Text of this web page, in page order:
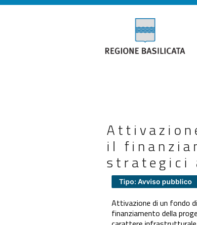
il
strategici
Tipo: Avviso pubblico
Attivazione di un fondo
finanziamento della